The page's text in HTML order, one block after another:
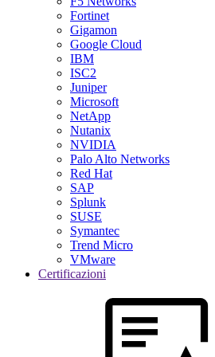
Fortinet
Gigamon
Google Cloud
IBM
ISC2
Juniper
Microsoft
NetApp
Nutanix
NVIDIA
Palo Alto Networks
Red Hat
SAP
Splunk
SUSE
Symantec
Trend Micro
VMware
Certificazioni